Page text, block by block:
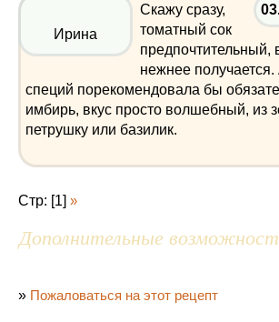
Ирина
Скажу сразу,
томатный сок
предпочтительный,
нежнее получается.
специй порекомендовала бы
имбирь, вкус просто волшебный, из
петрушку или базилик.
Стр: [1] »
Дополнительные
» Пожаловаться на этот рецепт